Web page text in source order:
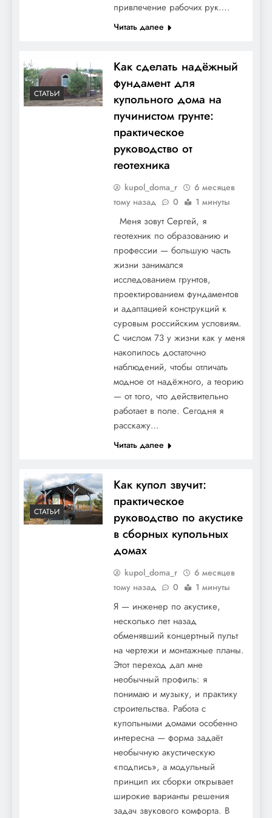
привлечение рабочих рук….
Читать далее
СТАТЬИ
Как сделать надёжный
фундамент для
купольного дома на
пучинистом грунте:
практическое
руководство от
геотехника
kupol_doma_r
6 месяцев
тому назад
0 1 минуты
Меня зовут Сергей, я
геотехник по образованию и
профессии — большую часть
жизни занимался
исследованием грунтов,
проектированием фундаментов
и адаптацией конструкций к
суровым российским условиям.
С числом 73 у жизни как у меня
накопилось достаточно
наблюдений, чтобы отличать
модное от надёжного, а теорию
— от того, что действительно
работает в поле. Сегодня я
расскажу…
Читать далее
СТАТЬИ
Как купол звучит:
практическое
руководство по акустике
в сборных купольных
домах
kupol_doma_r
6 месяцев
тому назад
0 1 минуты
Я — инженер по акустике,
несколько лет назад
обменявший концертный пульт
на чертежи и монтажные планы.
Этот переход дал мне
необычный профиль: я
понимаю и музыку, и практику
строительства. Работа с
купольными домами особенно
интересна — форма задаёт
необычную акустическую
«подпись», а модульный
принцип их сборки открывает
широкие варианты решения
задач звукового комфорта. В